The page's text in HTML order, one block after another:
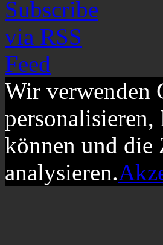
Wir verwenden
können und die
analysieren.